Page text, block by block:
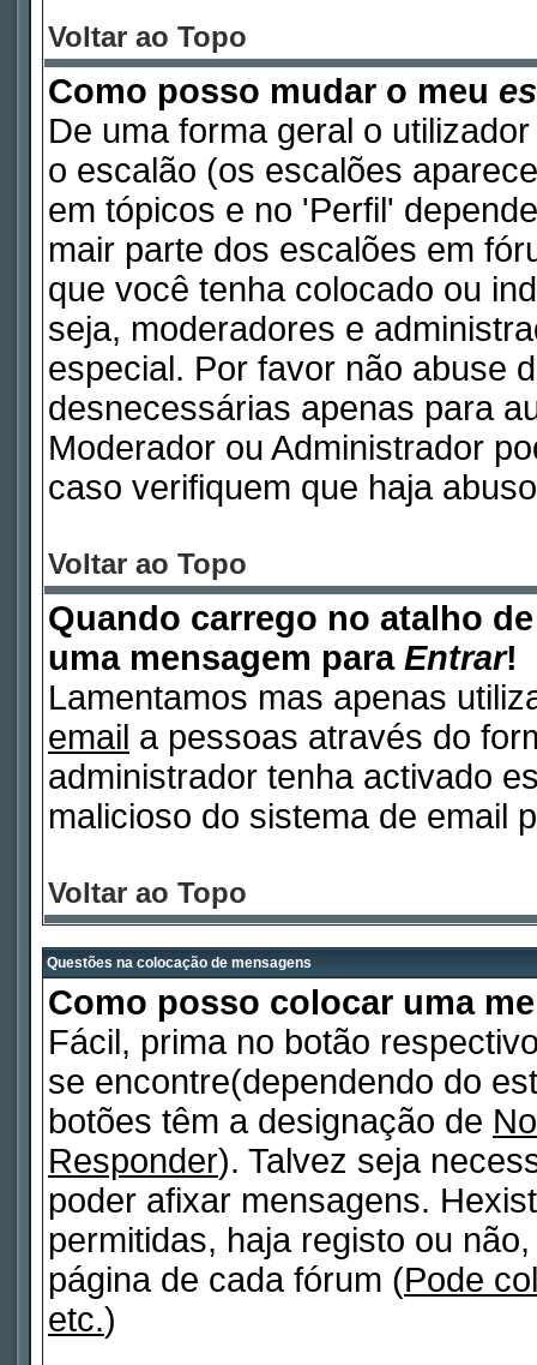
Voltar ao Topo
Como posso mudar o meu
De uma forma geral o
o escalão (os escalões
em tópicos e no 'Perfil'
mair parte dos escalões em
que você tenha colocado ou
seja, moderadores e
especial. Por favor não abuse
desnecessárias apenas para
Moderador ou Administrador
caso verifiquem que haja
Voltar ao Topo
Quando carrego no atalho
uma mensagem para Entrar!
Lamentamos mas apenas
email a pessoas através do
administrador tenha activado
malicioso do sistema de email
Voltar ao Topo
Questões na colocação de mensagens
Como posso colocar uma
Fácil, prima no botão
se encontre(dependendo do
botões têm a designação de
Responder). Talvez seja
poder afixar mensagens.
permitidas, haja registo ou
página de cada fórum (Pode
etc.)